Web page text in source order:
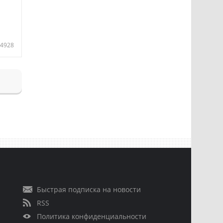
4928
Быстрая подписка на новости
RSS
Политика конфиденциальности